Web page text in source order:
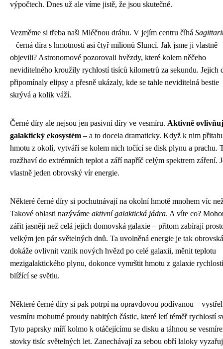
výpočtech. Dnes už ale víme jistě, že jsou skutečné.
Vezměme si třeba naši Mléčnou dráhu. V jejím centru číhá
– černá díra s hmotností asi čtyř milionů Sluncí. Jak jsme ji vlastně
objevili? Astronomové pozorovali hvězdy, které kolem něčeho
neviditelného kroužily rychlostí tisíců kilometrů za sekundu. Jejich
připomínaly elipsy a přesně ukázaly, kde se tahle neviditelná bestie
skrývá a kolik váží.
Černé díry ale nejsou jen pasivní díry ve vesmíru. Aktivně
galaktický ekosystém – a to docela dramaticky. Když k nim
hmotu z okolí, vytváří se kolem nich točící se disk plynu a prachu.
rozžhaví do extrémních teplot a září napříč celým spektrem záření.
vlastně jeden obrovský vír energie.
Některé černé díry si pochutnávají na okolní hmotě mnohem víc
Takové oblasti nazýváme aktivní galaktická jádra. A víte co?
zářit jasněji než celá jejich domovská galaxie – přitom zabírají
velkým jen pár světelných dnů. Ta uvolněná energie je tak
dokáže ovlivnit vznik nových hvězd po celé galaxii, měnit teplotu
mezigalaktického plynu, dokonce vymrštit hmotu z galaxie rychlostí
blížící se světlu.
Některé černé díry si pak potrpí na opravdovou podívanou –
vesmíru mohutné proudy nabitých částic, které letí téměř rychlostí
Tyto paprsky míří kolmo k otáčejícímu se disku a táhnou se
stovky tisíc světelných let. Zanechávají za sebou obří laloky